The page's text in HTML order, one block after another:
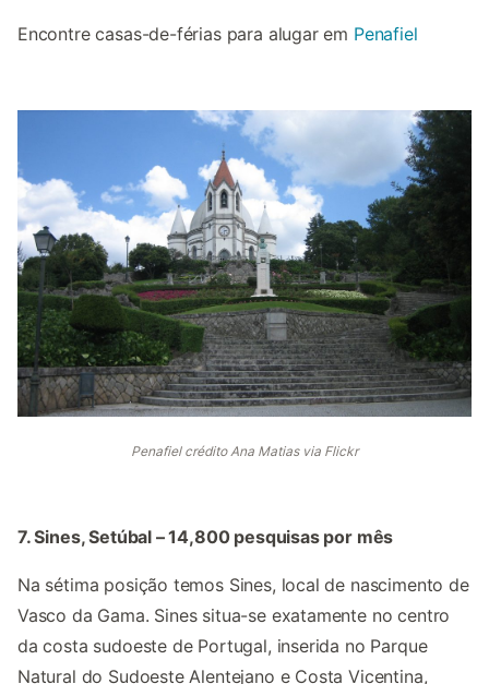
Encontre casas-de-férias para alugar em Penafiel
Penafiel crédito Ana Matias via Flickr
7. Sines, Setúbal – 14,800 pesquisas por mês
Na sétima posição temos Sines, local de nascimento de
Vasco da Gama. Sines situa-se exatamente no centro
da costa sudoeste de Portugal, inserida no Parque
Natural do Sudoeste Alentejano e Costa Vicentina,